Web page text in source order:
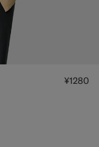
¥1280